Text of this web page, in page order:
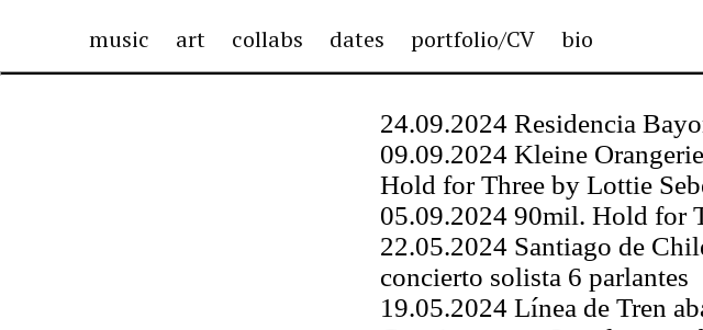
music art collabs dates portfolio/CV bio
24.09.2024 Residencia
09.09.2024 Kleine
Hold for Three by Lottie
05.09.2024 90mil. Hold for
22.05.2024 Santiago de
concierto solista 6 parlantes
19.05.2024 Línea de Tren